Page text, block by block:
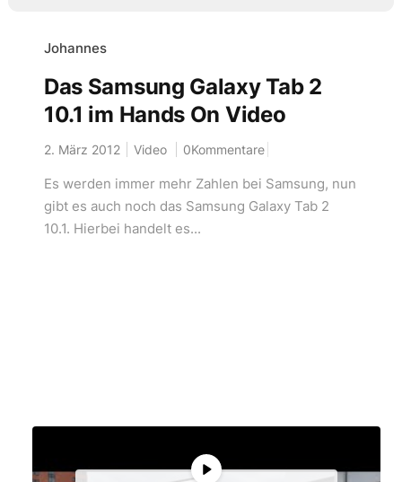
Johannes
Das Samsung Galaxy Tab 2
10.1 im Hands On Video
2. März 2012 Video 0Kommentare
Es werden immer mehr Zahlen bei Samsung, nun
gibt es auch noch das Samsung Galaxy Tab 2
10.1. Hierbei handelt es...